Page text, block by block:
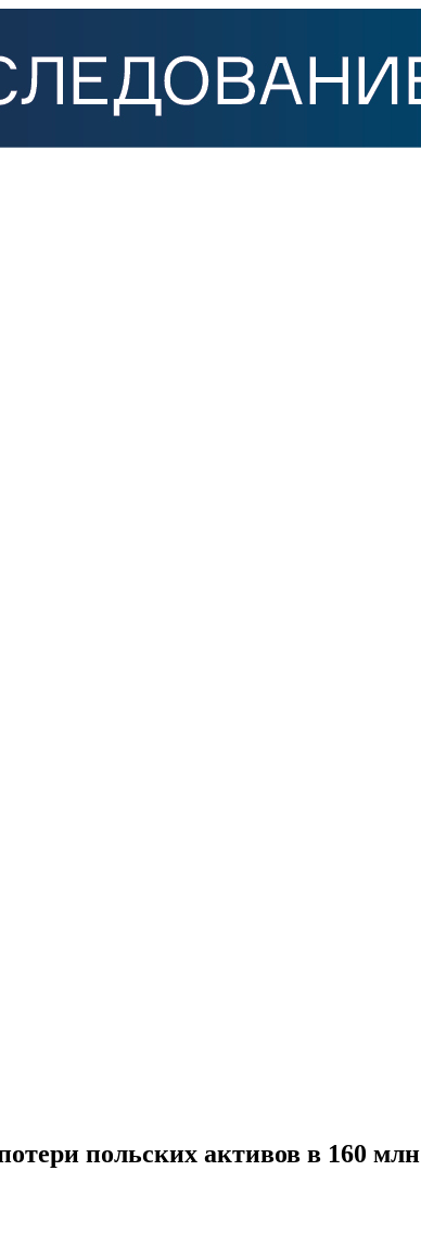
польских активов в 160